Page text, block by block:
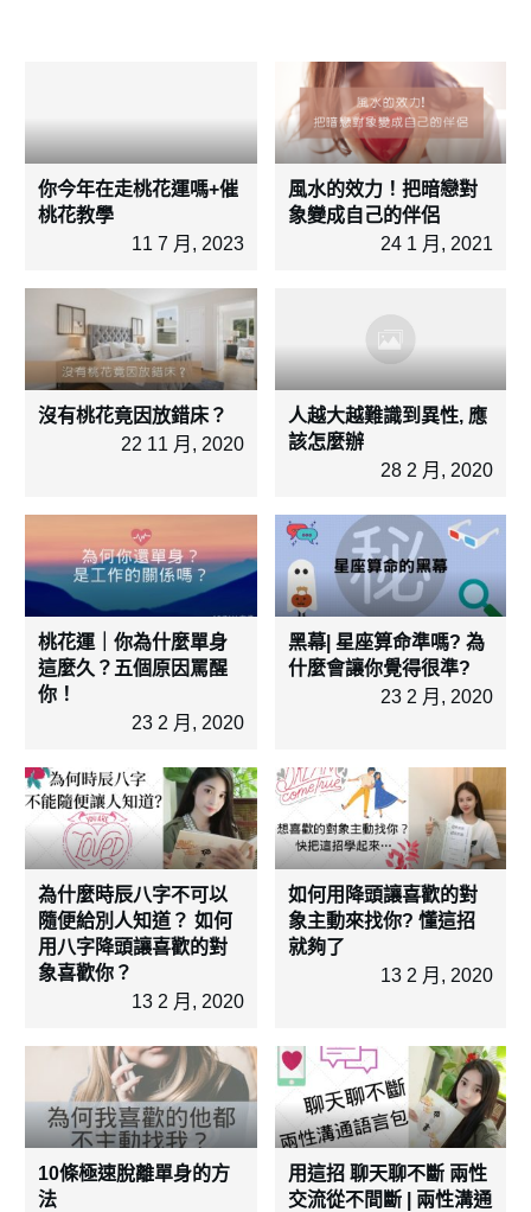
你今年在走桃花運嗎+催
桃花教學
11 7 月, 2023
風水的效力！把暗戀對
象變成自己的伴侶
24 1 月, 2021
沒有桃花竟因放錯床？
22 11 月, 2020
人越大越難識到異性, 應
該怎麼辦
28 2 月, 2020
桃花運｜你為什麼單身
這麼久？五個原因罵醒
你！
23 2 月, 2020
黑幕| 星座算命準嗎? 為
什麼會讓你覺得很準?
23 2 月, 2020
為什麼時辰八字不可以
隨便給別人知道？ 如何
用八字降頭讓喜歡的對
象喜歡你？
13 2 月, 2020
如何用降頭讓喜歡的對
象主動來找你? 懂這招
就夠了
13 2 月, 2020
10條極速脫離單身的方
法
用這招 聊天聊不斷 兩性
交流從不間斷 | 兩性溝通